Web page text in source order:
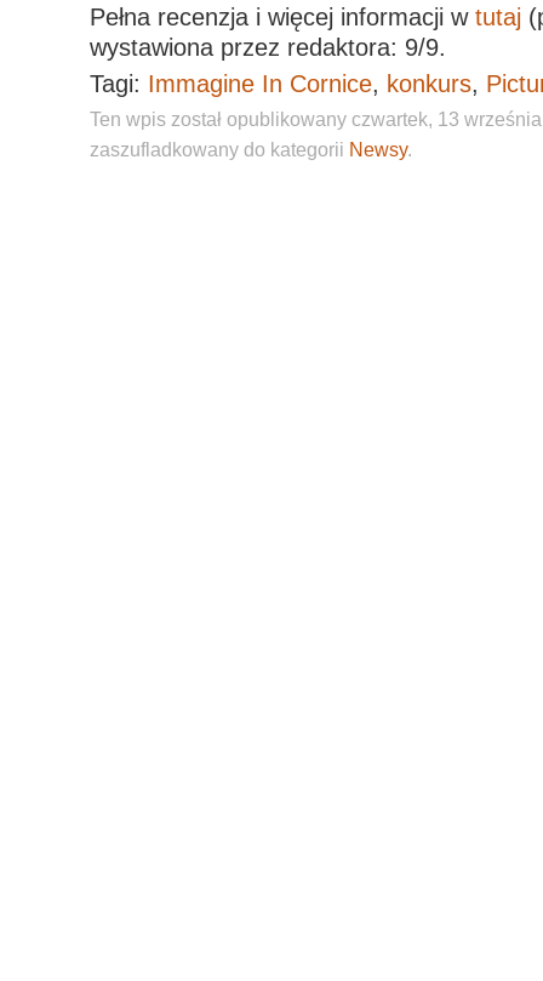
Pełna recenzja i więcej informacji w tutaj
wystawiona przez redaktora: 9/9.
Tagi: Immagine In Cornice, konkurs,
Ten wpis został opublikowany czwartek, 13
zaszufladkowany do kategorii Newsy.